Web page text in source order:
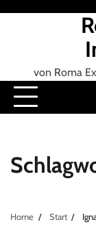
von Roma
Home Start